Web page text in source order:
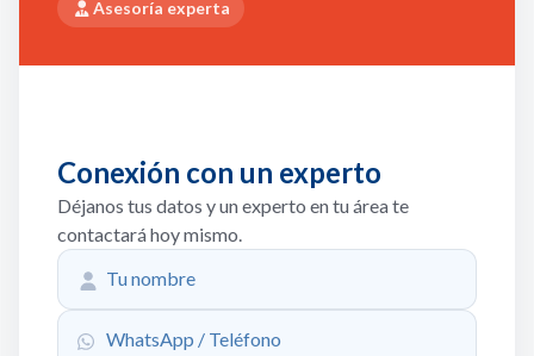
Asesoría experta
Conexión con un experto
Déjanos tus datos y un experto en tu área te
contactará hoy mismo.